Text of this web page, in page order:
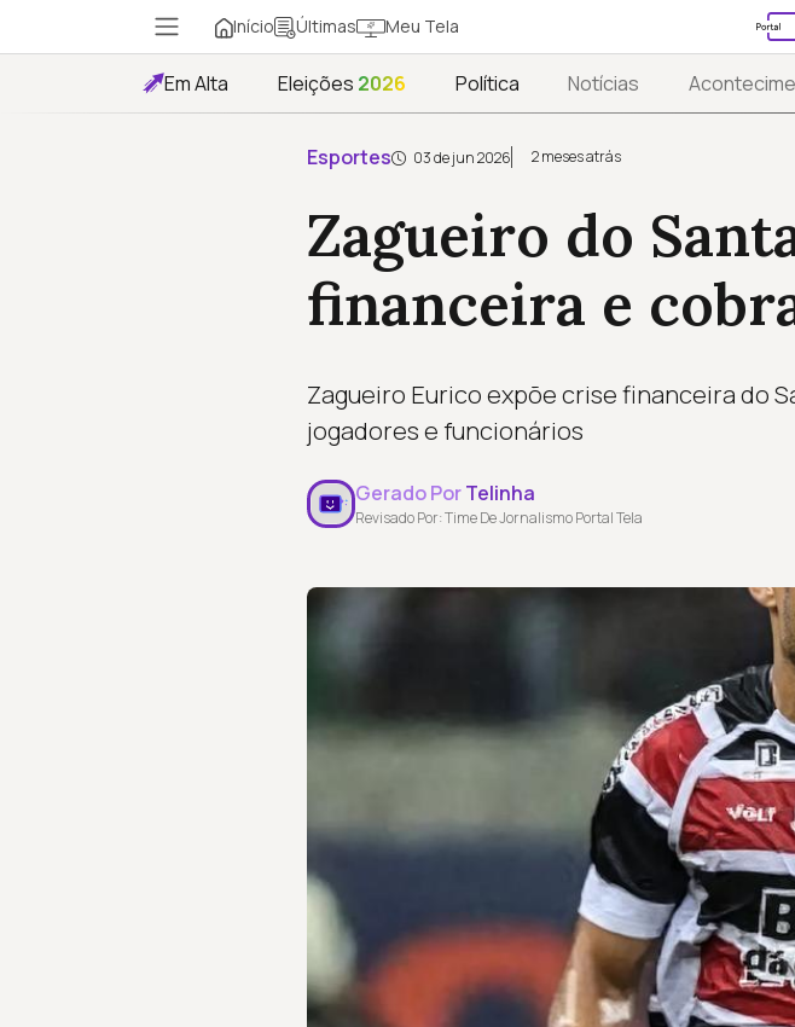
Início Últimas Meu Tela
Em Alta Eleições 2026 Política Notícias
Esportes 03 de jun 2026 2 meses atrás
Zagueiro do
financeira e
Zagueiro Eurico expõe crise financeira do
jogadores e funcionários
Gerado PorTelinha
Revisado Por: Time De Jornalismo Portal Tela